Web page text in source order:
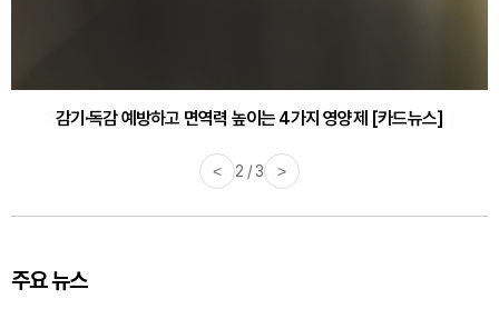
감기·독감 예방하고 면역력 높이는 4가지 영양제 [카드뉴스]
< 3 / 3 >
주요 뉴스